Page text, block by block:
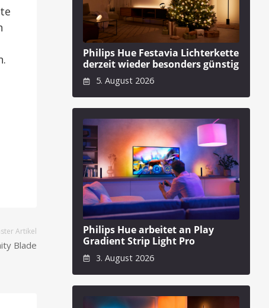
Artikel
Blade
Philips Hue Festavia Lichterkette
derzeit wieder besonders günstig
5. August 2026
Philips Hue arbeitet an Play
Gradient Strip Light Pro
3. August 2026